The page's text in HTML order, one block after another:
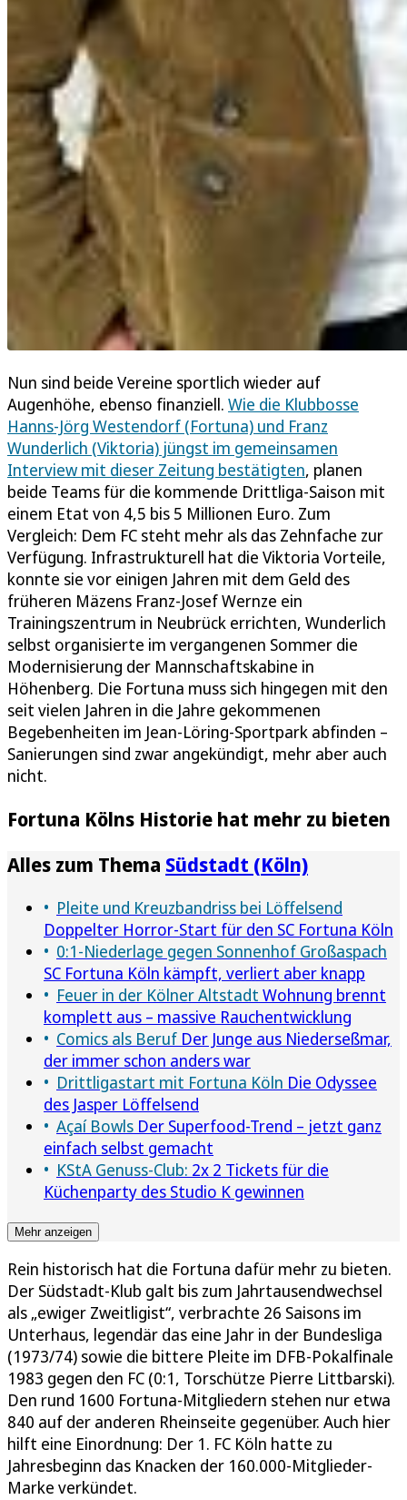
Nun sind beide Vereine sportlich wieder auf
Augenhöhe, ebenso finanziell. Wie die Klubbosse
Hanns-Jörg Westendorf (Fortuna) und Franz
Wunderlich (Viktoria) jüngst im gemeinsamen
Interview mit dieser Zeitung bestätigten, planen
beide Teams für die kommende Drittliga-Saison mit
einem Etat von 4,5 bis 5 Millionen Euro. Zum
Vergleich: Dem FC steht mehr als das Zehnfache zur
Verfügung. Infrastrukturell hat die Viktoria Vorteile,
konnte sie vor einigen Jahren mit dem Geld des
früheren Mäzens Franz-Josef Wernze ein
Trainingszentrum in Neubrück errichten, Wunderlich
selbst organisierte im vergangenen Sommer die
Modernisierung der Mannschaftskabine in
Höhenberg. Die Fortuna muss sich hingegen mit den
seit vielen Jahren in die Jahre gekommenen
Begebenheiten im Jean-Löring-Sportpark abfinden –
Sanierungen sind zwar angekündigt, mehr aber auch
nicht.
Fortuna Kölns Historie hat mehr zu bieten
Alles zum Thema Südstadt (Köln)
Pleite und Kreuzbandriss bei Löffelsend
Doppelter Horror-Start für den SC Fortuna Köln
0:1-Niederlage gegen Sonnenhof Großaspach
SC Fortuna Köln kämpft, verliert aber knapp
Feuer in der Kölner Altstadt Wohnung brennt
komplett aus – massive Rauchentwicklung
Comics als Beruf Der Junge aus Niederseßmar,
der immer schon anders war
Drittligastart mit Fortuna Köln Die Odyssee
des Jasper Löffelsend
Açaí Bowls Der Superfood-Trend – jetzt ganz
einfach selbst gemacht
KStA Genuss-Club: 2x 2 Tickets für die
Küchenparty des Studio K gewinnen
Mehr anzeigen
Rein historisch hat die Fortuna dafür mehr zu bieten.
Der Südstadt-Klub galt bis zum Jahrtausendwechsel
als „ewiger Zweitligist“, verbrachte 26 Saisons im
Unterhaus, legendär das eine Jahr in der Bundesliga
(1973/74) sowie die bittere Pleite im DFB-Pokalfinale
1983 gegen den FC (0:1, Torschütze Pierre Littbarski).
Den rund 1600 Fortuna-Mitgliedern stehen nur etwa
840 auf der anderen Rheinseite gegenüber. Auch hier
hilft eine Einordnung: Der 1. FC Köln hatte zu
Jahresbeginn das Knacken der 160.000-Mitglieder-
Marke verkündet.